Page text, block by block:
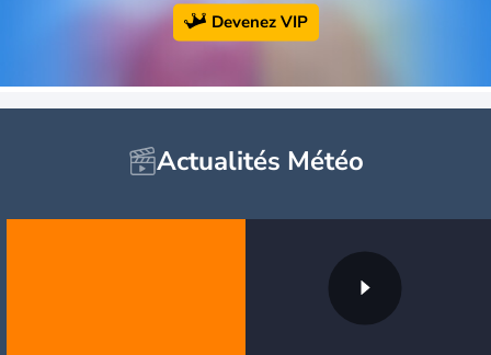
Devenez VIP
Actualités Météo